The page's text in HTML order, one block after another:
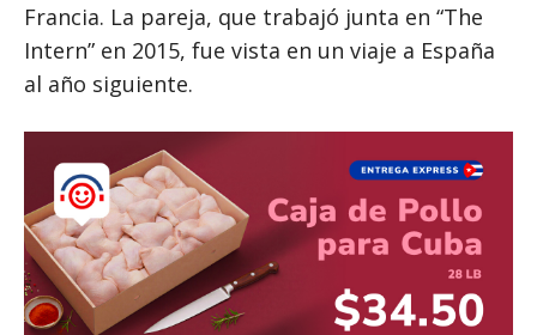
Francia. La pareja, que trabajó junta en “The
Intern” en 2015, fue vista en un viaje a España
al año siguiente.